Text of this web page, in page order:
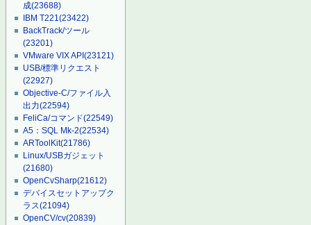
成(23688)
IBM T221(23422)
BackTrack/ツール
(23201)
VMware VIX API(23121)
USB/標準リクエスト
(22927)
Objective-C/ファイル入
出力(22594)
FeliCa/コマンド(22549)
A5：SQL Mk-2(22534)
ARToolKit(21786)
Linux/USBガジェット
(21680)
OpenCvSharp(21612)
デバイスセットアップク
ラス(21094)
OpenCV/cv(20839)